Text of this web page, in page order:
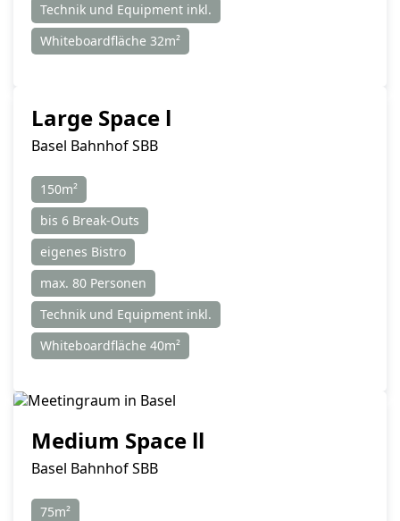
Technik und Equipment inkl.
Whiteboardfläche 32m²
Large Space l
Basel Bahnhof SBB
150m²
bis 6 Break-Outs
eigenes Bistro
max. 80 Personen
Technik und Equipment inkl.
Whiteboardfläche 40m²
Medium Space ll
Basel Bahnhof SBB
75m²